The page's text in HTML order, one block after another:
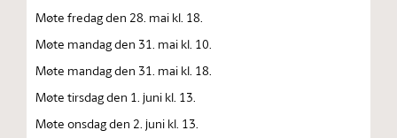
Møte fredag den 28. mai kl. 18.
Møte mandag den 31. mai kl. 10.
Møte mandag den 31. mai kl. 18.
Møte tirsdag den 1. juni kl. 13.
Møte onsdag den 2. juni kl. 13.